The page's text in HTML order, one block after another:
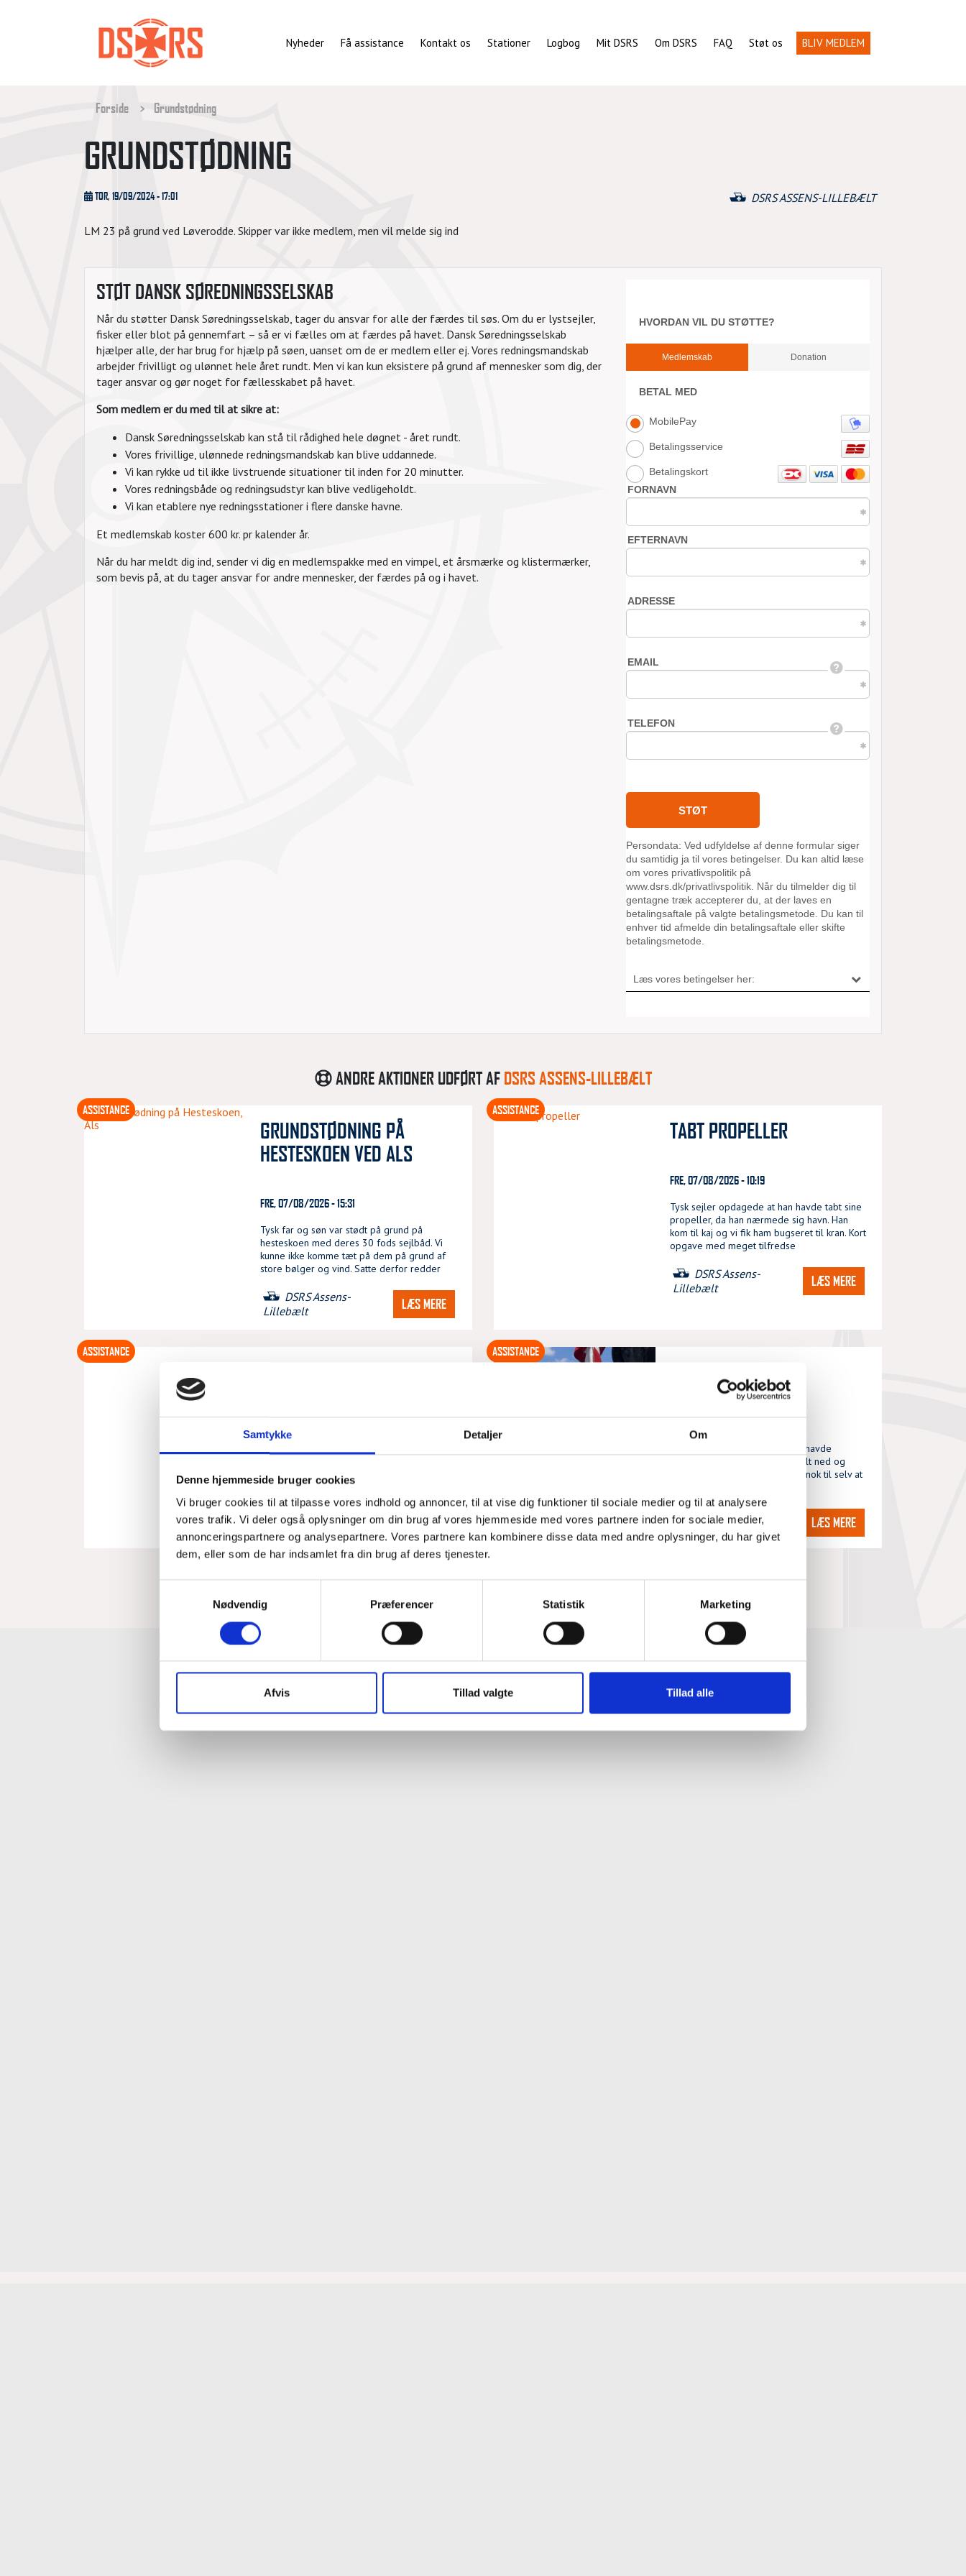
Samtykke Detaljer Om
Denne hjemmeside bruger cookies
Vi bruger cookies til at tilpasse vores indhold og annoncer, til at vise dig funktioner til sociale medier og til at analysere
vores trafik. Vi deler også oplysninger om din brug af vores hjemmeside med vores partnere inden for sociale medier,
annonceringspartnere og analysepartnere. Vores partnere kan kombinere disse data med andre oplysninger, du har givet
dem, eller som de har indsamlet fra din brug af deres tjenester.
Nødvendig
Præferencer Statistik Marketing
Afvis Tillad valgte Tillad alle
Nyheder Få assistance Kontakt os Stationer Logbog Mit DSRS Om DSRS FAQ Støt os BLIV MEDLEM
BRØDKRUMME
Forside Grundstødning
GRUNDSTØDNING
TOR, 19/09/2024 - 17:01 DSRS ASSENS-LILLEBÆLT
LM 23 på grund ved Løverodde. Skipper var ikke medlem, men vil melde sig ind
STØT DANSK SØREDNINGSSELSKAB
Når du støtter Dansk Søredningsselskab, tager du ansvar for alle der færdes til søs. Om du er lystsejler,
fisker eller blot på gennemfart – så er vi fælles om at færdes på havet. Dansk Søredningsselskab
hjælper alle, der har brug for hjælp på søen, uanset om de er medlem eller ej. Vores redningsmandskab
arbejder frivilligt og ulønnet hele året rundt. Men vi kan kun eksistere på grund af mennesker som dig, der
tager ansvar og gør noget for fællesskabet på havet.
Som medlem er du med til at sikre at:
Dansk Søredningsselskab kan stå til rådighed hele døgnet - året rundt.
Vores frivillige, ulønnede redningsmandskab kan blive uddannede.
Vi kan rykke ud til ikke livstruende situationer til inden for 20 minutter.
Vores redningsbåde og redningsudstyr kan blive vedligeholdt.
Vi kan etablere nye redningsstationer i flere danske havne.
Et medlemskab koster 600 kr. pr kalender år.
Når du har meldt dig ind, sender vi dig en medlemspakke med en vimpel, et årsmærke og klistermærker,
som bevis på, at du tager ansvar for andre mennesker, der færdes på og i havet.
ANDRE AKTIONER UDFØRT AF DSRS ASSENS-LILLEBÆLT
GRUNDSTØDNING PÅ
HESTESKOEN VED ALS
FRE, 07/08/2026 - 15:31
Tysk far og søn var stødt på grund på
hesteskoen med deres 30 fods sejlbåd. Vi
kunne ikke komme tæt på dem på grund af
store bølger og vind. Satte derfor redder
DSRS Assens-
Lillebælt
LÆS MERE
ASSISTANCE
TABT PROPELLER
FRE, 07/08/2026 - 10:19
Tysk sejler opdagede at han havde tabt sine
propeller, da han nærmede sig havn. Han
kom til kaj og vi fik ham bugseret til kran. Kort
opgave med meget tilfredse
DSRS Assens-
Lillebælt
LÆS MERE
ASSISTANCE
ONS, 05/08/2026 - 18:00
DSRS Assens-
Lillebælt
LÆS MERE
ASSISTANCE
DEFEKT FORSEJL
ONS, 05/08/2026 - 17:48
Blev kaldt ud til tysk sejler, der havde
problemer med at få forsejl helt ned og
havde samtidig ikke motorkraft nok til selv at
DSRS Assens-
Lillebælt
LÆS MERE
ASSISTANCE
SE ALLE AKTIONER